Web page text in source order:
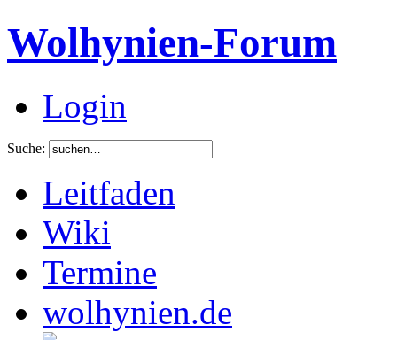
Wolhynien-Forum
Login
Suche:
Leitfaden
Wiki
Termine
wolhynien.de